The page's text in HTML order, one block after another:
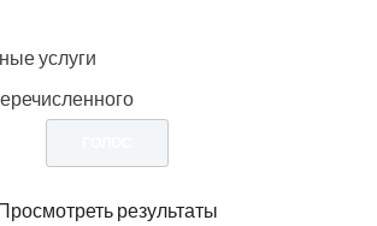
услуги
результаты